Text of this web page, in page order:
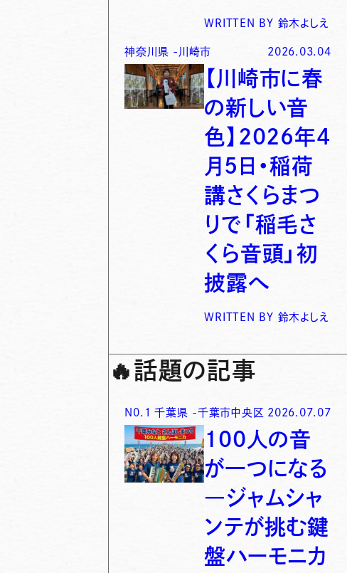
WRITTEN BY 鈴木よしえ
神奈川県 - 川崎市 2026.03.04
【川崎市に春
の新しい音
色】2026年4
月5日・稲荷
講さくらまつ
りで「稲毛さ
くら音頭」初
披露へ
WRITTEN BY 鈴木よしえ
🔥 話題の記事
N0. 1 千葉県 -千葉市中央区 2026.07.07
100人の音
が一つになる
―ジャムシャ
ンテが挑む鍵
盤ハーモニカ